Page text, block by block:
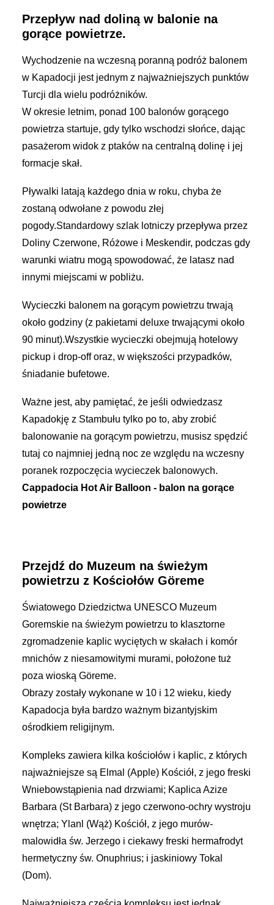
Przepływ nad doliną w balonie na
gorące powietrze.
Wychodzenie na wczesną poranną podróż balonem
w Kapadocji jest jednym z najważniejszych punktów
Turcji dla wielu podróżników.
W okresie letnim, ponad 100 balonów gorącego
powietrza startuje, gdy tylko wschodzi słońce, dając
pasażerom widok z ptaków na centralną dolinę i jej
formacje skał.
Pływalki latają każdego dnia w roku, chyba że
zostaną odwołane z powodu złej
pogody.Standardowy szlak lotniczy przepływa przez
Doliny Czerwone, Różowe i Meskendir, podczas gdy
warunki wiatru mogą spowodować, że latasz nad
innymi miejscami w pobliżu.
Wycieczki balonem na gorącym powietrzu trwają
około godziny (z pakietami deluxe trwającymi około
90 minut).Wszystkie wycieczki obejmują hotelowy
pickup i drop-off oraz, w większości przypadków,
śniadanie bufetowe.
Ważne jest, aby pamiętać, że jeśli odwiedzasz
Kapadokję z Stambułu tylko po to, aby zrobić
balonowanie na gorącym powietrzu, musisz spędzić
tutaj co najmniej jedną noc ze względu na wczesny
poranek rozpoczęcia wycieczek balonowych.
Cappadocia Hot Air Balloon - balon na gorące
powietrze
Przejdź do Muzeum na świeżym
powietrzu z Kościołów Göreme
Światowego Dziedzictwa UNESCO Muzeum
Goremskie na świeżym powietrzu to klasztorne
zgromadzenie kaplic wyciętych w skałach i komór
mnichów z niesamowitymi murami, położone tuż
poza wioską Göreme.
Obrazy zostały wykonane w 10 i 12 wieku, kiedy
Kapadocja była bardzo ważnym bizantyjskim
ośrodkiem religijnym.
Kompleks zawiera kilka kościołów i kaplic, z których
najważniejsze są Elmal (Apple) Kościół, z jego freski
Wniebowstąpienia nad drzwiami; Kaplica Azize
Barbara (St Barbara) z jego czerwono-ochry wystroju
wnętrza; Ylanl (Wąż) Kościół, z jego murów-
malowidła św. Jerzego i ciekawy freski hermafrodyt
hermetyczny św. Onuphrius; i jaskiniowy Tokal
(Dom).